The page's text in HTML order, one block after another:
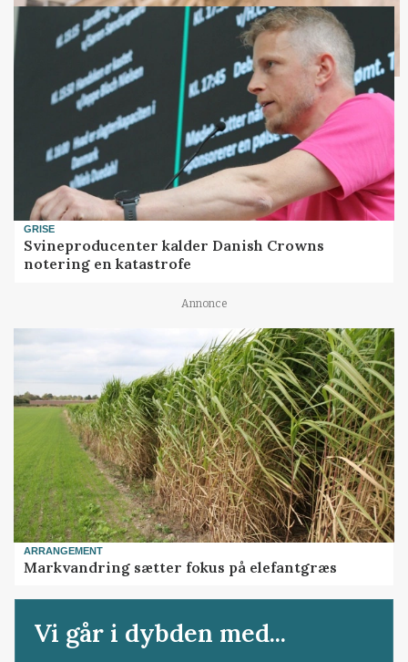
GRISE
Svineproducenter kalder Danish Crowns
notering en katastrofe
Annonce
ARRANGEMENT
Markvandring sætter fokus på elefantgræs
Vi går i dybden med...